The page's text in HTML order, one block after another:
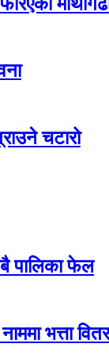
चटारो
पालिका फेल
भत्ता